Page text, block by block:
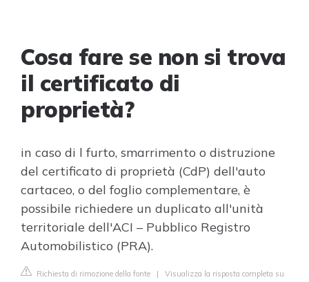
Cosa fare se non si trova
il certificato di
proprietà?
in caso di l furto, smarrimento o distruzione
del certificato di proprietà (CdP) dell'auto
cartaceo, o del foglio complementare, è
possibile richiedere un duplicato all'unità
territoriale dell'ACI – Pubblico Registro
Automobilistico (PRA).
Richiesta di rimozione della fonte | Visualizza la risposta completa su